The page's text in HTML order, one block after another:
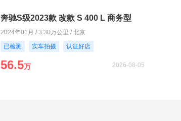
奔驰S级2023款 改款 S 400 L 商务型
2024年01月 / 3.30万公里 / 北京
已检测
实车拍摄 认证好店
56.5万 2026-08-05